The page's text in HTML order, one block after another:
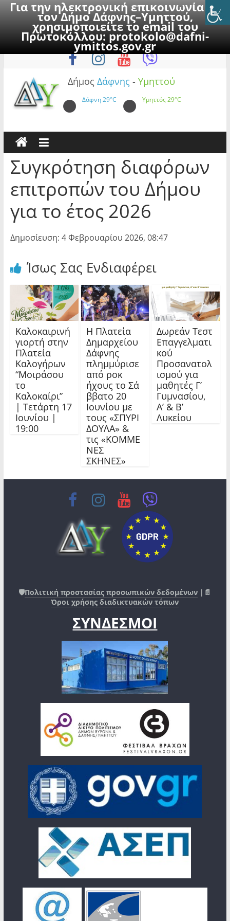
Για την ηλεκτρονική επικοινωνία με
τον Δήμο Δάφνης–Υμηττού,
χρησιμοποιείτε το email του
Πρωτοκόλλου:protokolo@dafni-
ymittos.gov.gr
to
Παρασκευή, 7 Αυγούστου 2026
Δήμος Δάφνης - Υμηττού
Δάφνη29°C Υμηττός29°C
Συγκρότηση διαφόρων
επιτροπών του Δήμου
για το έτος 2026
Δημοσίευση: 4 Φεβρουαρίου 2026, 08:47
Ίσως Σας Ενδιαφέρει
Καλοκαιρινή
γιορτή στην
Πλατεία
Καλογήρων
“Μοιράσου
το
Καλοκαίρι”
| Τετάρτη 17
Ιουνίου |
19:00
Η Πλατεία
Δημαρχείου
Δάφνης
πλημμύρισε
από ροκ
ήχους το Σά
ββατο 20
Ιουνίου με
τους «ΣΠΥΡΙ
ΔΟΥΛΑ» &
τις «ΚΟΜΜΕ
ΝΕΣ
ΣΚΗΝΕΣ»
Δωρεάν Τεστ
Επαγγελματι
κού
Προσανατολ
ισμού για
μαθητές Γ’
Γυμνασίου,
Α’ & Β’
Λυκείου
🛡️Πολιτική προστασίας προσωπικών δεδομένων |📄
Όροι χρήσης διαδικτυακών τόπων
ΣΥΝΔΕΣΜΟΙ